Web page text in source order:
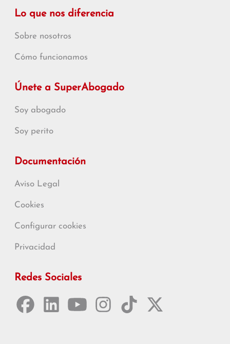
Lo que nos diferencia
Sobre nosotros
Cómo funcionamos
Únete a SuperAbogado
Soy abogado
Soy perito
Documentación
Aviso Legal
Cookies
Configurar cookies
Privacidad
Redes Sociales